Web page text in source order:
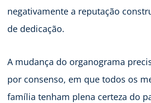
negativamente a reputação
de dedicação.
A mudança do organograma
por consenso, em que todos os
família tenham plena certeza do